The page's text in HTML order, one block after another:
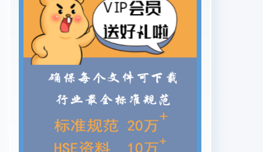
色母粒的主要性能指标制品的,和其配套使用的色母
粒和功能母粒必须与其有良好的互容性,熔融指数(
Melting Index)成为聚烯烃色母粒的最重项目要求要
的性能指标之一。原则上,聚烯烃色母粒的MI必须高
于客色相与客户标准板的色差户所使用的树脂的
MI。色浓度与客户标准板选熔融指数(MI),习惯上亦
称熔体流动速率(MFR),是外观与客户协商一致指聚
合物熔体在一定温度、一定负荷下熔体每10min通过
标准1g色母粒有多少颗粒数口模(2.095mm)的重
量。工业上常用熔融指数以区不分不同分散性吹